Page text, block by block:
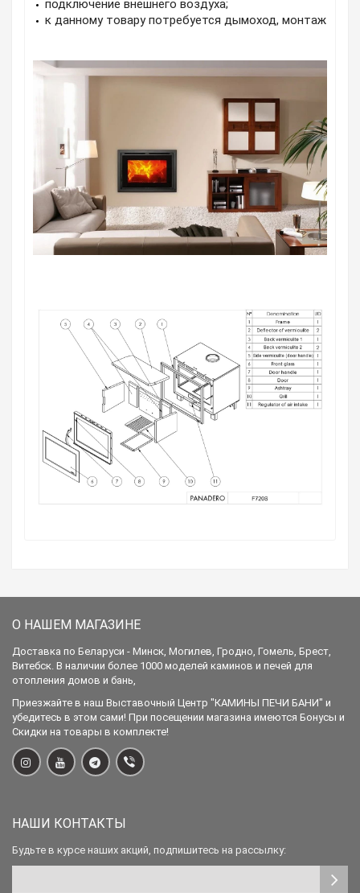
подключение внешнего воздуха;
к данному товару потребуется дымоход, монтаж
О НАШЕМ МАГАЗИНЕ
Доставка по Беларуси - Минск, Могилев, Гродно, Гомель, Брест,
Витебск. В наличии более 1000 моделей каминов и печей для
отопления домов и бань,
Приезжайте в наш Выставочный Центр "КАМИНЫ ПЕЧИ БАНИ" и
убедитесь в этом сами! При посещении магазина имеются Бонусы и
Скидки на товары в комплекте!
НАШИ КОНТАКТЫ
Будьте в курсе наших акций, подпишитесь на рассылку: